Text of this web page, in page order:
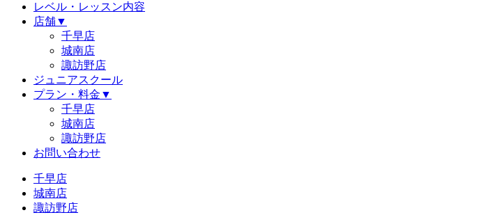
レベル・レッスン内容
店舗▼
千早店
城南店
諏訪野店
ジュニアスクール
プラン・料金 ▼
千早店
城南店
諏訪野店
お問い合わせ
千早店
城南店
諏訪野店